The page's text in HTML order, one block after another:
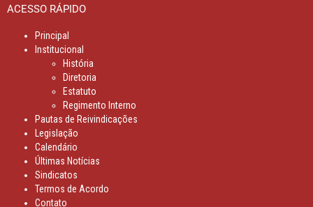
ACESSO RÁPIDO
Principal
Institucional
História
Diretoria
Estatuto
Regimento Interno
Pautas de Reivindicações
Legislação
Calendário
Últimas Notícias
Sindicatos
Termos de Acordo
Contato